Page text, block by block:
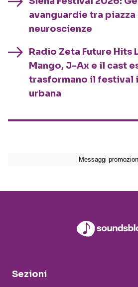
avanguardie tra
neuroscienze
Radio Zeta Future Hits
Mango, J-Ax e il cast
trasformano il festival
urbana
Sezioni